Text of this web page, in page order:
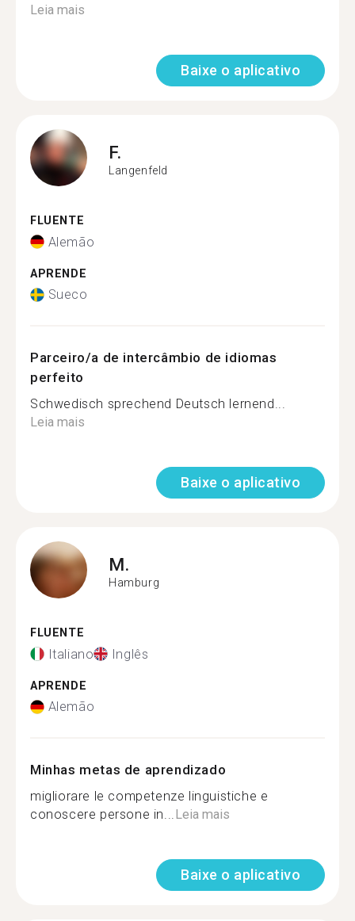
Leia mais
Baixe o aplicativo
F.
Langenfeld
FLUENTE
Alemão
APRENDE
Sueco
Parceiro/a de intercâmbio de idiomas
perfeito
Schwedisch sprechend Deutsch lernend...
Leia mais
Baixe o aplicativo
M.
Hamburg
FLUENTE
Italiano Inglês
APRENDE
Alemão
Minhas metas de aprendizado
migliorare le competenze linguistiche e
conoscere persone in...Leia mais
Baixe o aplicativo